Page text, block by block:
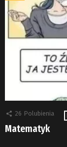
26 Polubienia
Matematyk